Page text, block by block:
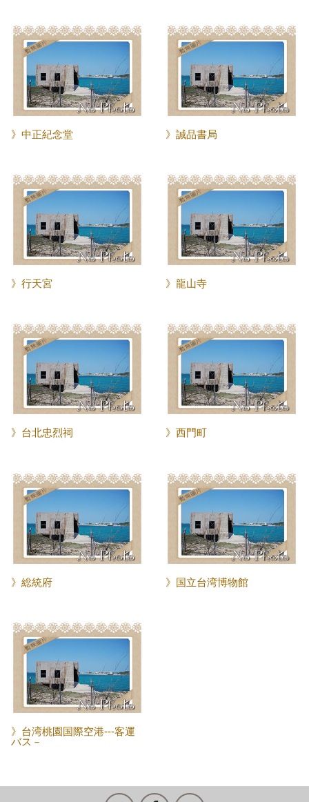
》中正紀念堂 》誠品書局
》行天宮 》龍山寺
》台北忠烈祠 》西門町
》総統府 》国立台湾博物館
》台湾桃園国際空港---客運
バス－